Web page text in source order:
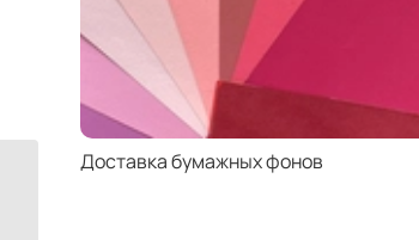
Доставка бумажных фонов